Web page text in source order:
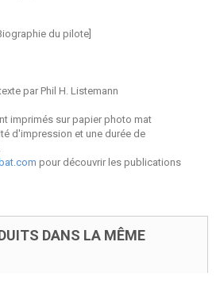
du pilote]
par Phil H. Listemann
imprimés sur papier photo mat
d'impression et une durée de
pour découvrir les publications
DANS LA MÊME